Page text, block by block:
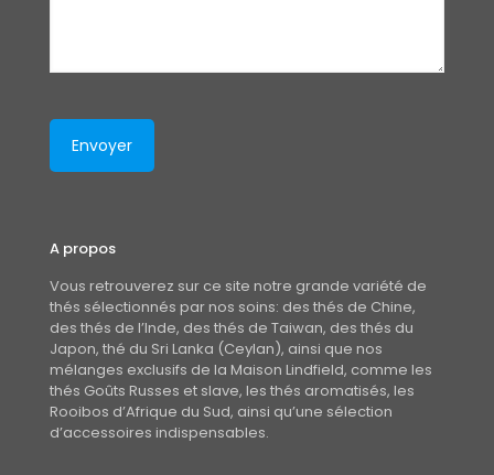
A propos
Vous retrouverez sur ce site notre grande variété de
thés sélectionnés par nos soins: des thés de Chine,
des thés de l’Inde, des thés de Taiwan, des thés du
Japon, thé du Sri Lanka (Ceylan), ainsi que nos
mélanges exclusifs de la Maison Lindfield, comme les
thés Goûts Russes et slave, les thés aromatisés, les
Rooibos d’Afrique du Sud, ainsi qu’une sélection
d’accessoires indispensables.